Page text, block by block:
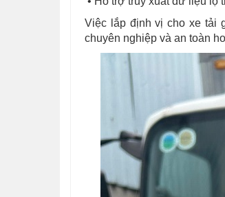
Việc lắp định vị cho xe tải
chuyên nghiệp và an toàn